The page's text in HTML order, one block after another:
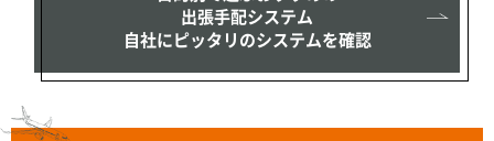
出張手配システム
自社にピッタリのシステムを確認